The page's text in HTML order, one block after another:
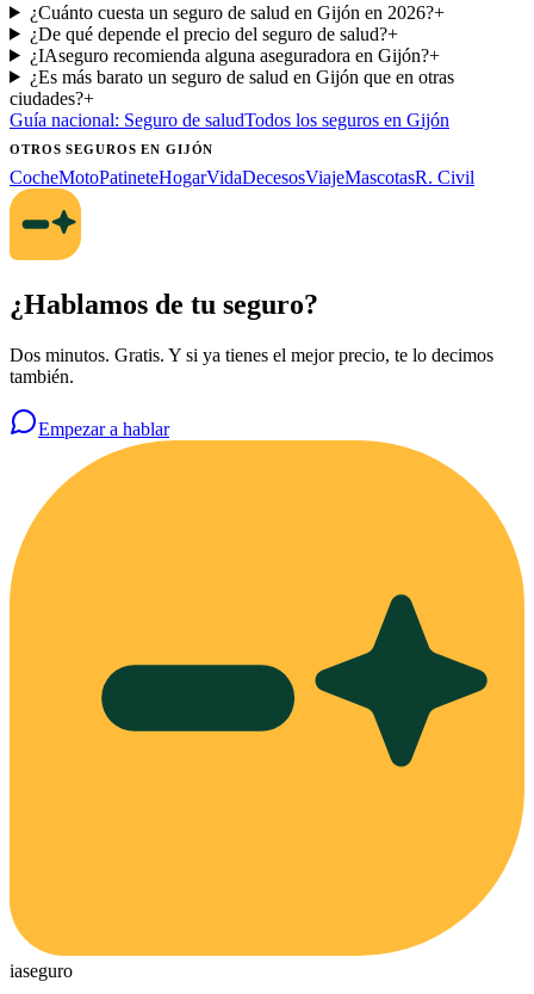
¿Cuánto cuesta un seguro de salud en Gijón en 2026?+
¿De qué depende el precio del seguro de salud?+
¿IAseguro recomienda alguna aseguradora en Gijón?+
¿Es más barato un seguro de salud en Gijón que en otras
ciudades?+
Guía nacional: Seguro de saludTodos los seguros en Gijón
OTROS SEGUROSEN GIJÓN
CocheMotoPatineteHogarVidaDecesosViajeMascotasR. Civil
¿Hablamos de tu seguro?
Dos minutos. Gratis. Y si ya tienes el mejor precio, te lo decimos
también.
Empezar a hablar
iaseguro